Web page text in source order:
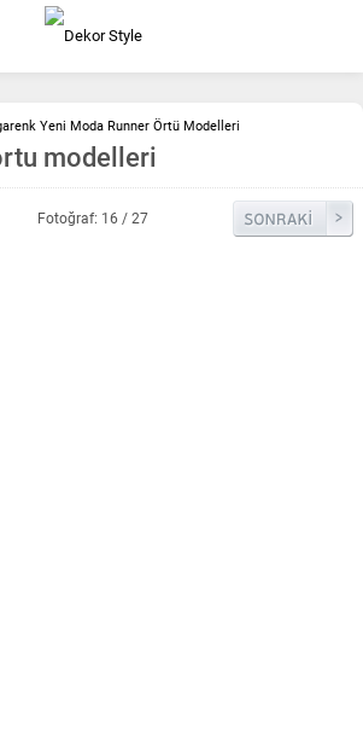
Yeni Moda Runner Örtü Modelleri
modelleri
Fotoğraf: 16 / 27